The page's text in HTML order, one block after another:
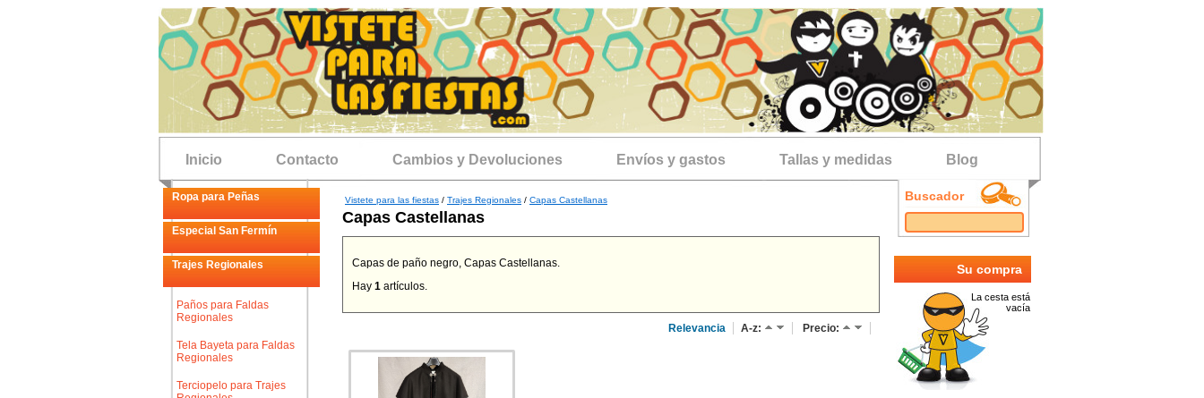
Inicio Contacto Cambios y Devoluciones Envíos y gastos Tallas y medidas Blog
Ropa para Peñas
Especial San Fermín
Trajes Regionales
Paños para Faldas
Regionales
Tela Bayeta para Faldas
Regionales
Terciopelo para Trajes
Vistete para las fiestas / Trajes Regionales / Capas Castellanas
Capas Castellanas
Capas de paño negro, Capas Castellanas.
Hay 1 artículos.
Relevancia A-z: Precio:
Buscador
Su compra
La cesta está
vacía